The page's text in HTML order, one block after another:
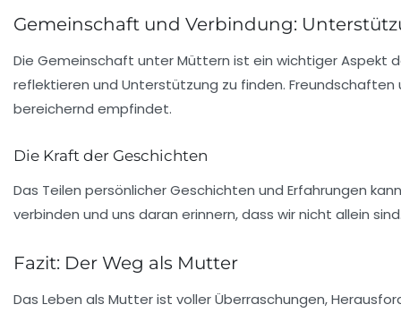
Gemeinschaft und Verbindung:
Die Gemeinschaft unter Müttern ist ein wichtiger Aspekt
reflektieren und Unterstützung zu finden. Freundschaften
bereichernd empfindet.
Die Kraft der Geschichten
Das Teilen persönlicherGeschichten und Erfahrungen
verbinden und uns daran erinnern, dass wir nicht allein
Fazit: Der Weg als Mutter
Das Leben als Mutter ist voller Überraschungen,